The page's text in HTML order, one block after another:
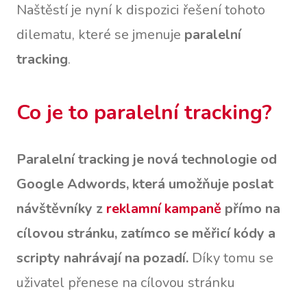
Naštěstí je nyní k dispozici řešení tohoto
dilematu, které se jmenuje paralelní
tracking.
Co je to paralelní tracking?
Paralelní tracking je nová technologie od
Google Adwords, která umožňuje poslat
návštěvníky z reklamní kampaně přímo na
cílovou stránku, zatímco se měřicí kódy a
scripty nahrávají na pozadí. Díky tomu se
uživatel přenese na cílovou stránku